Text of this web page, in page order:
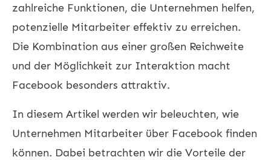
zahlreiche Funktionen, die Unternehmen helfen,
potenzielle Mitarbeiter effektiv zu erreichen.
Die Kombination aus einer großen Reichweite
und der Möglichkeit zur Interaktion macht
Facebook besonders attraktiv.
In diesem Artikel werden wir beleuchten, wie
Unternehmen Mitarbeiter über Facebook finden
können. Dabei betrachten wir die Vorteile der